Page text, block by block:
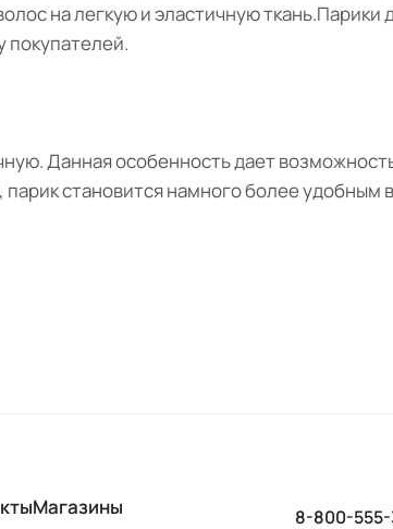
на легкую и эластичную ткань.Парики
покупателей.
Данная особенность дает
становится намного более удобным
Магазины
8-800-555-